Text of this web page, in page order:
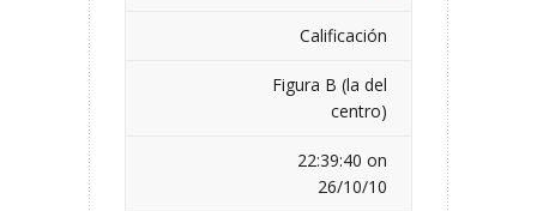
Calificación
Figura B (la del
centro)
22:39:40 on
26/10/10